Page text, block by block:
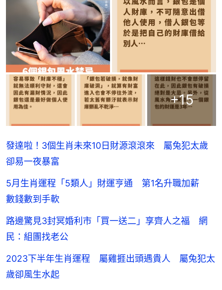
+15
發達啦！3個生肖未來10日財源滾滾來 屬兔犯太歲
卻易一夜暴富
5月生肖運程「5類人」財運亨通 第1名升職加薪
數錢數到手軟
路邊驚見3封冥婚利市「買一送二」享齊人之福 網
民：組團找老公
2023下半年生肖運程 屬雞捱出頭遇貴人 屬兔犯太
歲卻風生水起